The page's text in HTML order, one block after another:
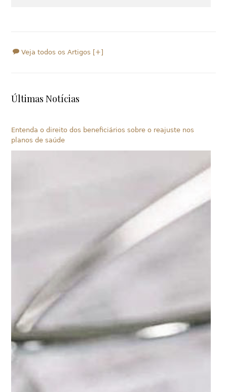
Veja todos os Artigos [+]
Últimas Notícias
Entenda o direito dos beneficiários sobre o reajuste nos
planos de saúde